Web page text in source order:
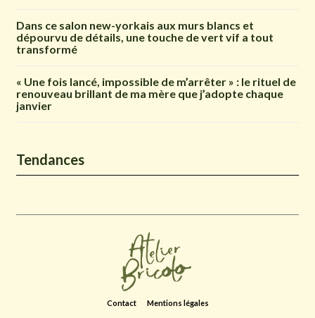
Dans ce salon new-yorkais aux murs blancs et
dépourvu de détails, une touche de vert vif a tout
transformé
« Une fois lancé, impossible de m’arrêter » : le rituel de
renouveau brillant de ma mère que j’adopte chaque
janvier
Tendances
Contact Mentions légales